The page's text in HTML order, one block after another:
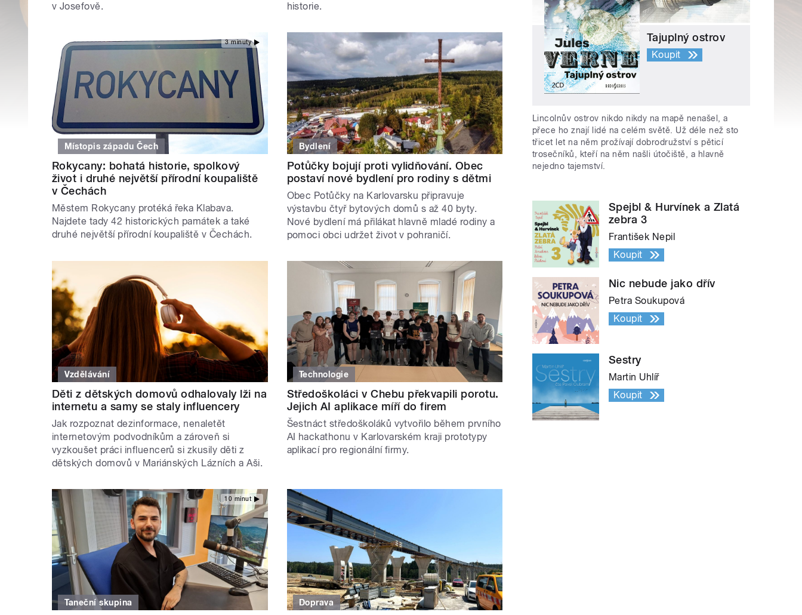
v Josefově.
historie.
3 minuty
Místopis západu Čech
Rokycany: bohatá historie, spolkový
život i druhé největší přírodní koupaliště
v Čechách
Městem Rokycany protéká řeka Klabava.
Najdete tady 42 historických památek a také
druhé největší přírodní koupaliště v Čechách.
Bydlení
Potůčky bojují proti vylidňování. Obec
postaví nové bydlení pro rodiny s dětmi
Obec Potůčky na Karlovarsku připravuje
výstavbu čtyř bytových domů s až 40 byty.
Nové bydlení má přilákat hlavně mladé rodiny a
pomoci obci udržet život v pohraničí.
Vzdělávání
Děti z dětských domovů odhalovaly lži na
internetu a samy se staly influencery
Jak rozpoznat dezinformace, nenaletět
internetovým podvodníkům a zároveň si
vyzkoušet práci influencerů si zkusily děti z
dětských domovů v Mariánských Lázních a Aši.
Technologie
Středoškoláci v Chebu překvapili porotu.
Jejich AI aplikace míří do firem
Šestnáct středoškoláků vytvořilo během prvního
AI hackathonu v Karlovarském kraji prototypy
aplikací pro regionální firmy.
10 minut
Taneční skupina Doprava
Tajuplný ostrov
Koupit
Lincolnův ostrov nikdo nikdy na mapě nenašel, a
přece ho znají lidé na celém světě. Už déle než sto
třicet let na něm prožívají dobrodružství s pěticí
trosečníků, kteří na něm našli útočiště, a hlavně
nejedno tajemství.
Spejbl & Hurvínek a Zlatá
zebra 3
František Nepil
Koupit
Nic nebude jako dřív
Petra Soukupová
Koupit
Sestry
Martin Uhlíř
Koupit